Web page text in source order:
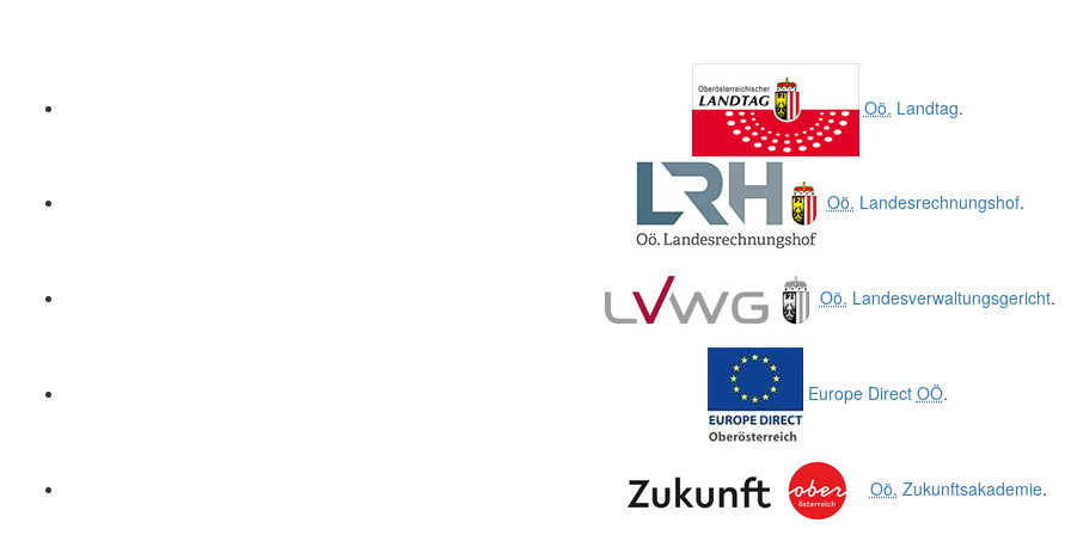
Oö. Landtag.
Oö. Landesrechnungshof.
Oö. Landesverwaltungsgericht.
Europe Direct OÖ.
Oö. Zukunftsakademie.